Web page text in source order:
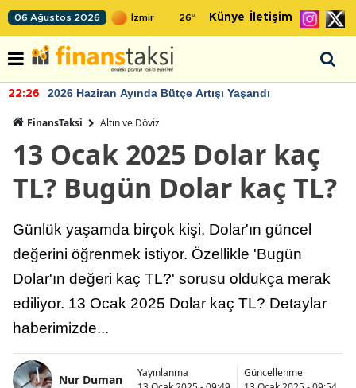
06 Ağustos 2026 26° Künye İletişim
22:26 2026 Haziran Ayında Bütçe Artışı Yaşandı
FinansTaksi Altın ve Döviz
13 Ocak 2025 Dolar kaç
TL? Bugün Dolar kaç TL?
Günlük yaşamda birçok kişi, Dolar'ın güncel
değerini öğrenmek istiyor. Özellikle 'Bugün
Dolar'ın değeri kaç TL?' sorusu oldukça merak
ediliyor. 13 Ocak 2025 Dolar kaç TL? Detaylar
haberimizde...
Nur Duman
Yayınlanma
Güncellenme